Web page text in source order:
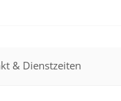
& Dienstzeiten